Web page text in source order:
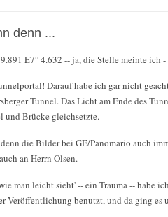
denn ...
E7° 4.632 -- ja, die Stelle meinte ich
Darauf habe ich gar nicht
Tunnel. Das Licht am Ende des
und Brücke gleichsetzte.
die Bilder bei GE/Panomario auch
an Herrn Olsen.
man leicht sieht' -- ein Trauma -- habe
Veröffentlichung benutzt, und da ging es